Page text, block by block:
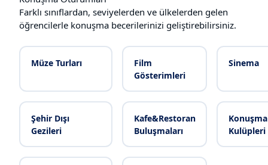
Farklı sınıflardan, seviyelerden ve ülkelerden gelen
öğrencilerle konuşma becerilerinizi geliştirebilirsiniz.
Müze Turları
Film
Gösterimleri
Sinema
Şehir Dışı
Gezileri
Kafe&Restoran
Buluşmaları
Konuşma
Kulüpleri